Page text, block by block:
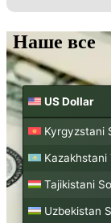
Наше все